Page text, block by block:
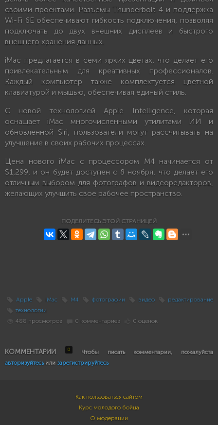
своими проектами. Разъемы Thunderbolt 4 и поддержка
Wi-Fi 6E обеспечивают гибкость подключения, позволяя
подключать до двух внешних дисплеев и быстрого
внешнего хранения данных.
iMac предлагается в семи ярких цветах, что делает его
привлекательным для креативных профессионалов.
Каждый компьютер также комплектуется цветной
клавиатурой и мышью, обеспечивая единый стиль.
С новой технологией Apple Intelligence, которая
оснащает iMac многочисленными утилитами ИИ и
обновленной Siri, пользователи могут рассчитывать на
улучшение в своих рабочих процессах.
Цена нового iMac с процессором M4 начинается от
$1,299, и он будет доступен с 8 ноября, что делает его
отличным выбором для фотографов и видеоредакторов,
желающих улучшить свое рабочее пространство.
ПОДЕЛИТЕСЬ ЭТОЙ СТРАНИЦЕЙ
Apple iMac M4 фотографии видео
редактирование
технологии
488 просмотров
0 комментариев 0 оценок
КОММЕНТАРИИ 0
Чтобы писать комментарии, пожалуйста
авторизуйтесьили зарегистрируйтесь
Как пользоваться сайтом
Курс молодого бойца
О модерации